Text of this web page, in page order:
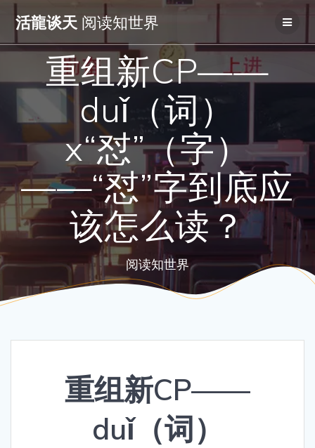
Skip
to
活龍谈天 阅读知世界
重组新CP——
duǐ（词）
x“怼”（字）
——“怼”字到底应
该怎么读？
阅读知世界
重组新CP——
duǐ（词）